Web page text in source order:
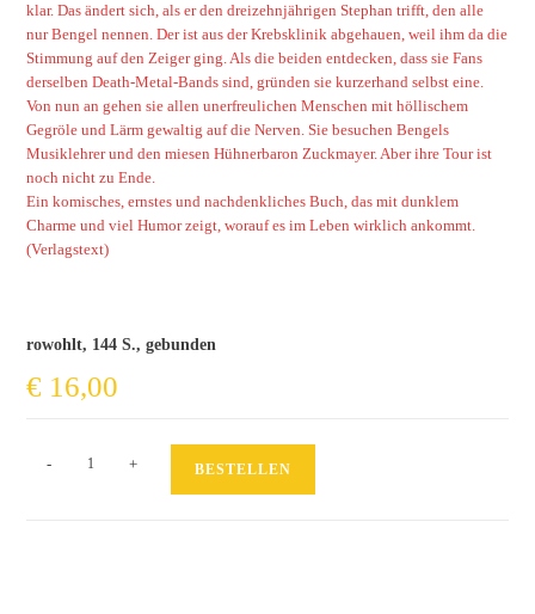
klar. Das ändert sich, als er den dreizehnjährigen Stephan trifft, den alle
nur Bengel nennen. Der ist aus der Krebsklinik abgehauen, weil ihm da die
Stimmung auf den Zeiger ging. Als die beiden entdecken, dass sie Fans
derselben Death-Metal-Bands sind, gründen sie kurzerhand selbst eine.
Von nun an gehen sie allen unerfreulichen Menschen mit höllischem
Gegröle und Lärm gewaltig auf die Nerven. Sie besuchen Bengels
Musiklehrer und den miesen Hühnerbaron Zuckmayer. Aber ihre Tour ist
noch nicht zu Ende.
Ein komisches, ernstes und nachdenkliches Buch, das mit dunklem
Charme und viel Humor zeigt, worauf es im Leben wirklich ankommt.
(Verlagstext)
rowohlt, 144 S., gebunden
€ 16,00
- + BESTELLEN